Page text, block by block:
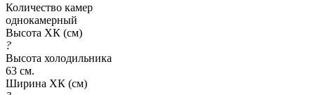
Количество камер
однокамерный
Высота ХК (см)
?
Высота холодильника
63 см.
Ширина ХК (см)